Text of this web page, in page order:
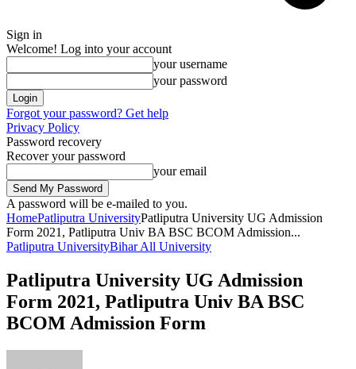
Sign in
Welcome! Log into your account
your username
your password
Forgot your password? Get help
Privacy Policy
Password recovery
Recover your password
your email
A password will be e-mailed to you.
HomePatliputra UniversityPatliputra University UG Admission
Form 2021, Patliputra Univ BA BSC BCOM Admission...
Patliputra UniversityBihar All University
Patliputra University UG Admission
Form 2021, Patliputra Univ BA BSC
BCOM Admission Form